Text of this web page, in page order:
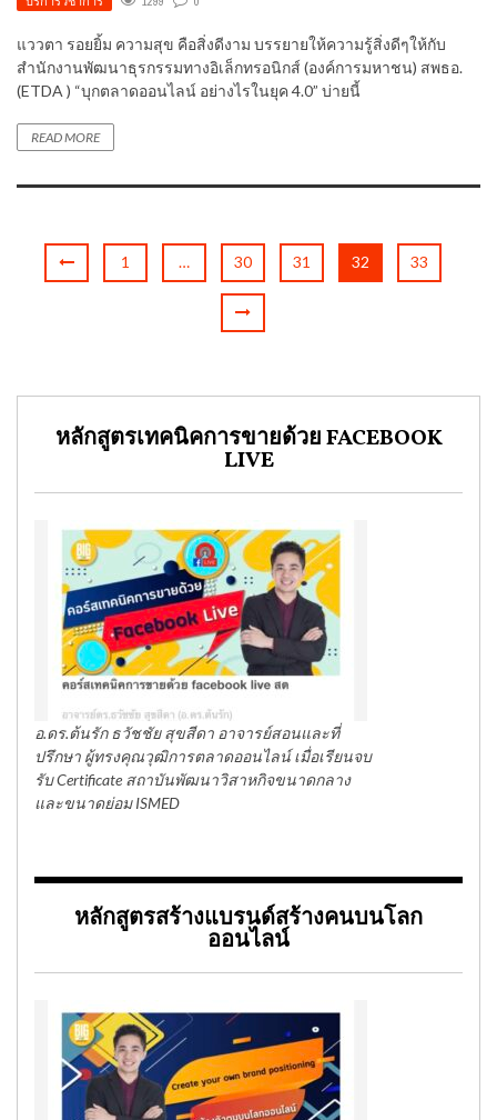
แววตา รอยยิ้ม ความสุข คือสิ่งดีงาม บรรยายให้ความรู้สิ่งดีๆให้กับ
สำนักงานพัฒนาธุรกรรมทางอิเล็กทรอนิกส์ (องค์การมหาชน) สพธอ.
(ETDA ) “บุกตลาดออนไลน์ อย่างไรในยุค 4.0” บ่ายนี้
READ MORE
1 … 30 31 32 33
หลักสูตรเทคนิคการขายด้วย FACEBOOK
LIVE
อ.ดร.ต้นรัก ธวัชชัย สุขสีดา อาจารย์สอนและที่
ปรึกษา ผู้ทรงคุณวุฒิการตลาดออนไลน์ เมื่อเรียนจบ
รับ Certificate สถาบันพัฒนาวิสาหกิจขนาดกลาง
และขนาดย่อม ISMED
หลักสูตรสร้างแบรนด์สร้างคนบนโลก
ออนไลน์